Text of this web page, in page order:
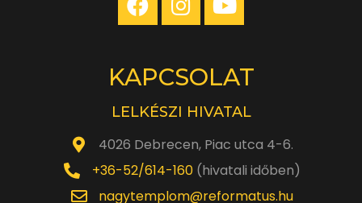
KAPCSOLAT
LELKÉSZI HIVATAL
4026 Debrecen, Piac utca 4-6.
+36-52/614-160(hivatali időben)
nagytemplom@reformatus.hu